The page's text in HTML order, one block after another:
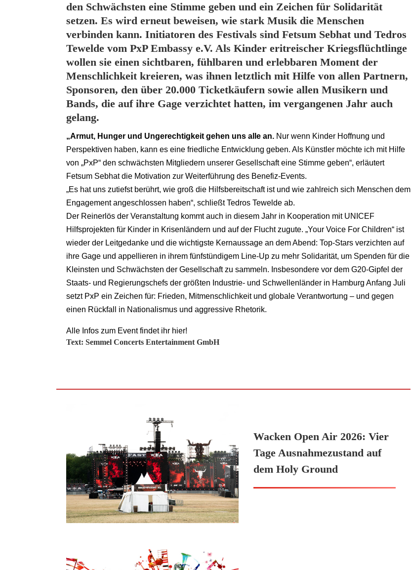
den Schwächsten eine Stimme geben und ein Zeichen für Solidarität
setzen. Es wird erneut beweisen, wie stark Musik die Menschen
verbinden kann. Initiatoren des Festivals sind Fetsum Sebhat und Tedros
Tewelde vom PxP Embassy e.V. Als Kinder eritreischer Kriegsflüchtlinge
wollen sie einen sichtbaren, fühlbaren und erlebbaren Moment der
Menschlichkeit kreieren, was ihnen letztlich mit Hilfe von allen Partnern,
Sponsoren, den über 20.000 Ticketkäufern sowie allen Musikern und
Bands, die auf ihre Gage verzichtet hatten, im vergangenen Jahr auch
gelang.
„Armut, Hunger und Ungerechtigkeit gehen uns alle an. Nur wenn Kinder Hoffnung und
Perspektiven haben, kann es eine friedliche Entwicklung geben. Als Künstler möchte ich mit Hilfe
von „PxP“ den schwächsten Mitgliedern unserer Gesellschaft eine Stimme geben“, erläutert
Fetsum Sebhat die Motivation zur Weiterführung des Benefiz-Events.
„Es hat uns zutiefst berührt, wie groß die Hilfsbereitschaft ist und wie zahlreich sich Menschen dem
Engagement angeschlossen haben“, schließt Tedros Tewelde ab.
Der Reinerlös der Veranstaltung kommt auch in diesem Jahr in Kooperation mit UNICEF
Hilfsprojekten für Kinder in Krisenländern und auf der Flucht zugute. „Your Voice For Children“ ist
wieder der Leitgedanke und die wichtigste Kernaussage an dem Abend: Top-Stars verzichten auf
ihre Gage und appellieren in ihrem fünfstündigem Line-Up zu mehr Solidarität, um Spenden für die
Kleinsten und Schwächsten der Gesellschaft zu sammeln. Insbesondere vor dem G20-Gipfel der
Staats- und Regierungschefs der größten Industrie- und Schwellenländer in Hamburg Anfang Juli
setzt PxP ein Zeichen für: Frieden, Mitmenschlichkeit und globale Verantwortung – und gegen
einen Rückfall in Nationalismus und aggressive Rhetorik.
Alle Infos zum Event findet ihr hier!
Text: Semmel Concerts Entertainment GmbH
Wacken Open Air 2026: Vier
Tage Ausnahmezustand auf
dem Holy Ground